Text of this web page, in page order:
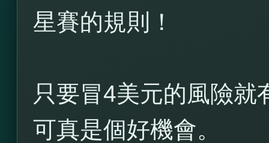
星賽的規則！
只要冒4美元的風險
可真是個好機會。